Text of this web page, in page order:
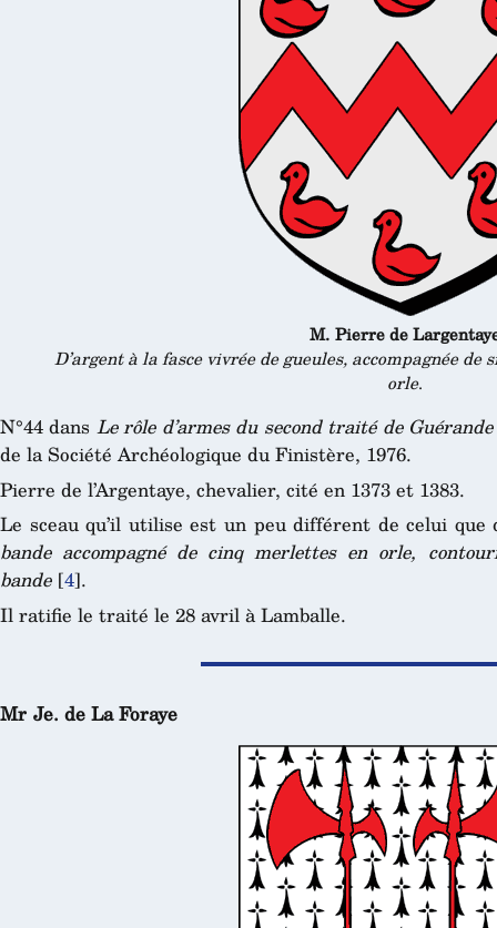
M. Pierre de
D’argent à la fasce vivrée de gueules, accompagnée de
orle.
N°44 dans Le rôle d’armes du second traité de
de la Société Archéologique du Finistère, 1976.
Pierre de l’Argentaye, chevalier, cité en 1373 et 1383.
Le sceau qu’il utilise est un peu différent de celui
bande accompagné de cinq merlettes en orle,
bande[4].
Il ratifie le traité le 28 avril à Lamballe.
Mr Je. de La Foraye